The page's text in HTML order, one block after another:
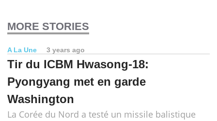
MORE STORIES
A La Une 3 years ago
Tir du ICBM Hwasong-18:
Pyongyang met en garde
Washington
La Corée du Nord a testé un missile balistique